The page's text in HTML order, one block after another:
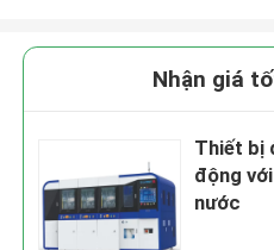
Nhận giá
Thiết bị
động
nước